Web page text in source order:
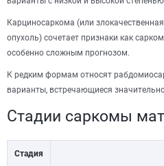
Карциносаркома (или
опухоль) сочетает признаки как
особенно сложным прогнозом.
К редким формам относят
варианты, встречающиеся
Стадии саркомы
Стадия